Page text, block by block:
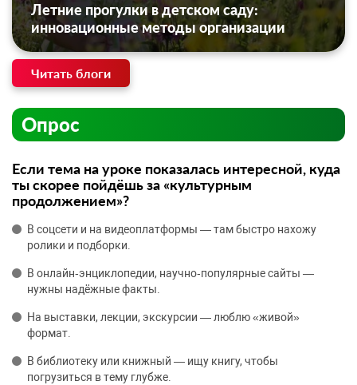
Летние прогулки в детском саду:
инновационные методы организации
Читать блоги
Опрос
Если тема на уроке показалась интересной, куда
ты скорее пойдёшь за «культурным
продолжением»?
В соцсети и на видеоплатформы — там быстро нахожу
ролики и подборки.
В онлайн‑энциклопедии, научно‑популярные сайты —
нужны надёжные факты.
На выставки, лекции, экскурсии — люблю «живой»
формат.
В библиотеку или книжный — ищу книгу, чтобы
погрузиться в тему глубже.